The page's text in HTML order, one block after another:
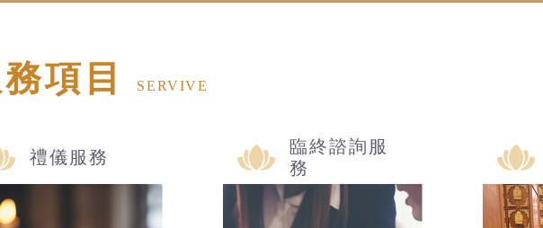
項目 SERVIVE
禮儀服務
臨終諮詢服
務